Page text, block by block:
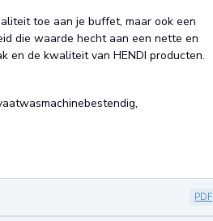
toe aan je buffet, maar ook een
die waarde hecht aan een nette en
en de kwaliteit van HENDI producten.
PDF